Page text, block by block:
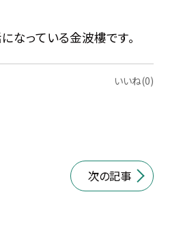
なっている金波樓です。
いいね(0)
次の記事